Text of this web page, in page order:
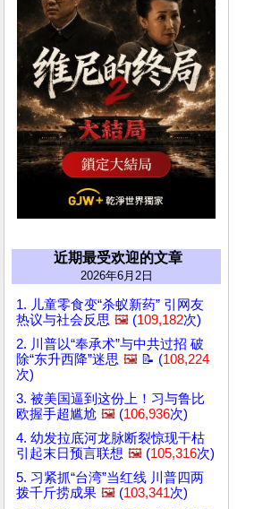
近期最受欢迎的文章
2026年6月2日
1. 儿童零食变“杀蚁新药” 引网友
热议与社会反思 🖼️ (109,182次)
2. 川普以“奉承术”与中共过招 破
除“东升西降”迷思 🖼️ 📝 (108,224
次)
3. 被美国逼到这份上！习与鲁比
欧握手超尴尬 🖼️ (106,936次)
4. 幼发拉底河龙脉断裂惊现干枯
引起末日预言联想 🖼️ (105,316次)
5. 习紧抓“台湾”当红线 川普四两
拨千斤捞成果 🖼️ (103,341次)